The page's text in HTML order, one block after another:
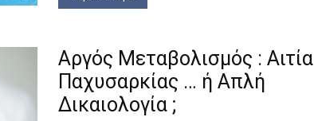
Αργός Μεταβολισμός : Αιτία
Παχυσαρκίας … ή Απλή
Δικαιολογία ;